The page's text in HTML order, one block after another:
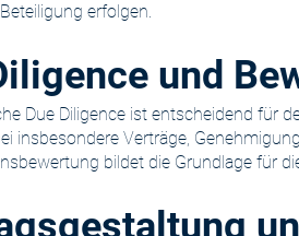
erfolgen.
und
Due Diligence ist entscheidend für
insbesondere Verträge,
bildet die Grundlage für